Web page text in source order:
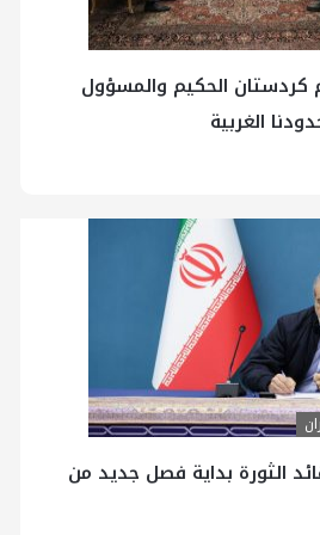
كردستان الحكيم والمسؤول
الغربية
الثورة بداية فصل جديد من